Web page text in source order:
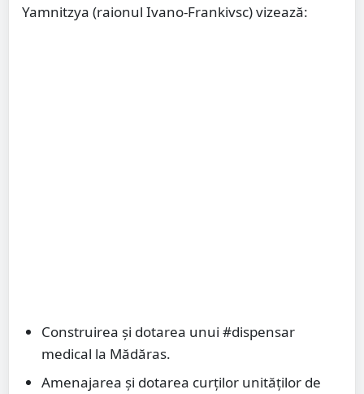
Yamnitzya (raionul Ivano-Frankivsc) vizează:
Construirea și dotarea unui #dispensar
medical la Mădăras.
Amenajarea și dotarea curților unităților de